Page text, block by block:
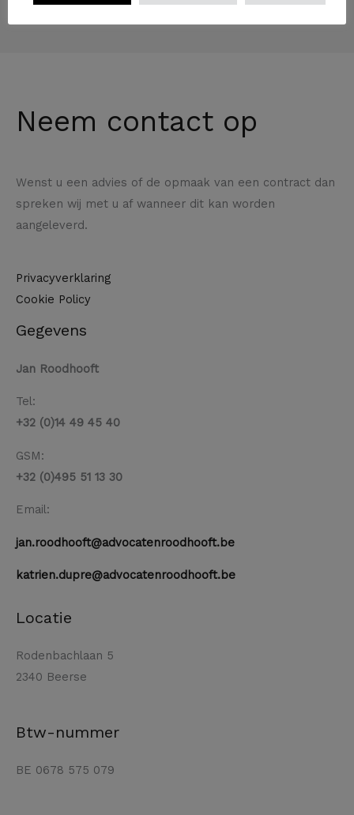
Neem contact op
Wenst u een advies of de opmaak van een contract dan
spreken wij met u af wanneer dit kan worden
aangeleverd.
Privacyverklaring
Cookie Policy
Gegevens
Jan Roodhooft
Tel:
+32 (0)14 49 45 40
GSM:
+32 (0)495 51 13 30
Email:
jan.roodhooft@advocatenroodhooft.be
katrien.dupre@advocatenroodhooft.be
Locatie
Rodenbachlaan 5
2340 Beerse
Btw-nummer
BE 0678 575 079